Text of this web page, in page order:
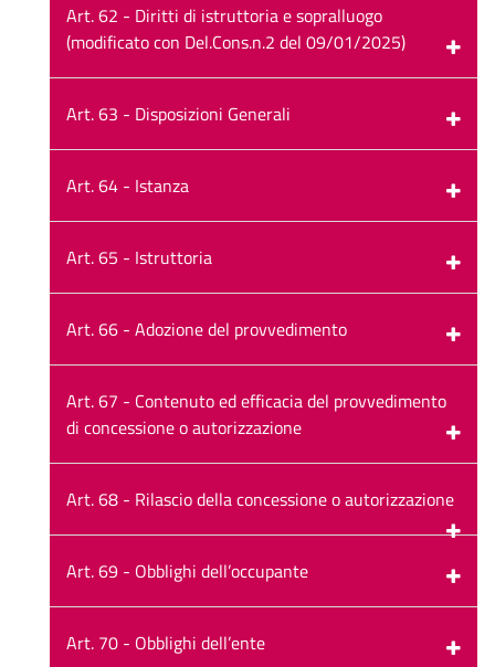
Art. 62 - Diritti di istruttoria e sopralluogo
(modificato con Del.Cons.n.2 del 09/01/2025)
Art. 63 - Disposizioni Generali
Art. 64 - Istanza
Art. 65 - Istruttoria
Art. 66 - Adozione del provvedimento
Art. 67 - Contenuto ed efficacia del provvedimento
di concessione o autorizzazione
Art. 68 - Rilascio della concessione o autorizzazione
Art. 69 - Obblighi dell’occupante
Art. 70 - Obblighi dell’ente